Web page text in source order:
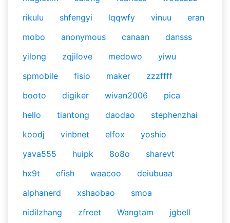
rikulu
shfengyi lqqwfy vinuu
eran
mobo
anonymous canaan
dansss
yilong
zqjilove medowo
yiwu
spmobile
fisio maker
zzzffff
booto
digiker wivan2006
pica
hello
tiantong daodao
stephenzhai
koodj
vinbnet elfox
yoshio
yava555
huipk 8o8o
sharevt
hx9t
efish waacoo
deiubuaa
alphanerd
xshaobao
smoa
nidilzhang
zfreet Wangtam
jgbell